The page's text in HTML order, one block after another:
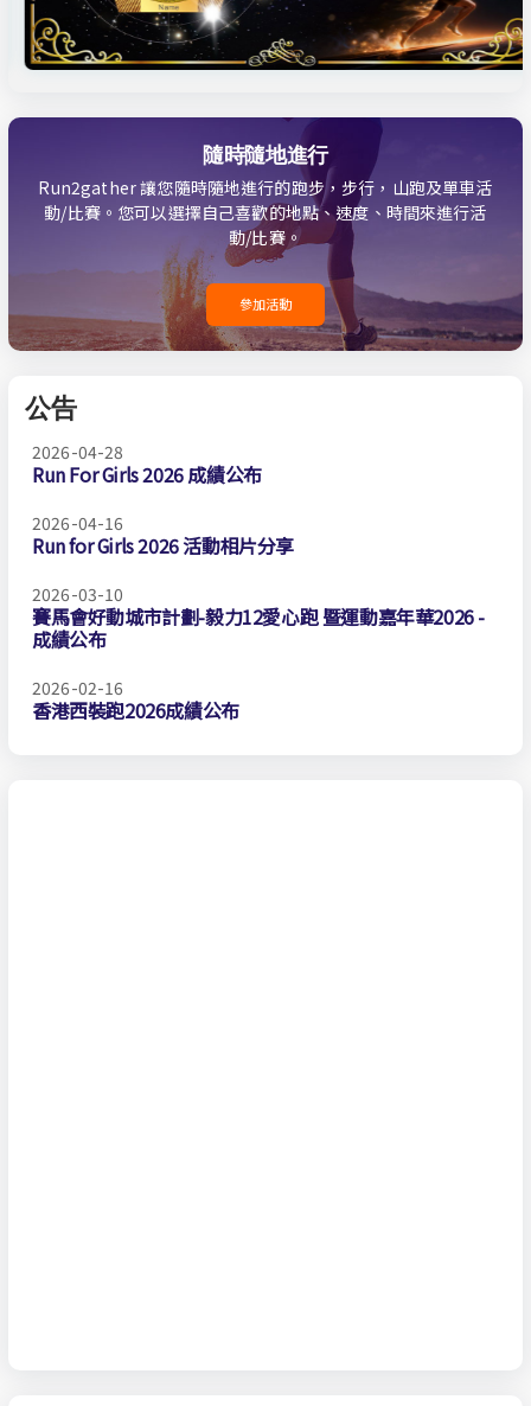
隨時隨地進行
Run2gather 讓您隨時隨地進行的跑步，步行，山跑及單車活
動/比賽。您可以選擇自己喜歡的地點、速度、時間來進行活
動/比賽。
參加活動
公告
2026-04-28
Run For Girls 2026 成績公布
2026-04-16
Run for Girls 2026 活動相片分享
2026-03-10
賽馬會好動城市計劃-毅力12愛心跑 暨運動嘉年華2026 -
成績公布
2026-02-16
香港西裝跑2026成績公布